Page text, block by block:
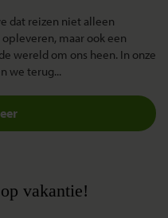
dat reizen niet alleen
maar ook een
wereld om ons heen. In onze
we terug...
vakantie!